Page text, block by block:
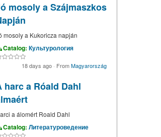
mosoly a Szájmaszkos
mosoly a Kukoricza napján
Catalog: Культурология
18 days ago · FromMagyarország
harc a Róald Dahl
a álomért Roald Dahl
Catalog: Литературоведение